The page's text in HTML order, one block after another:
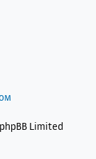
Limited